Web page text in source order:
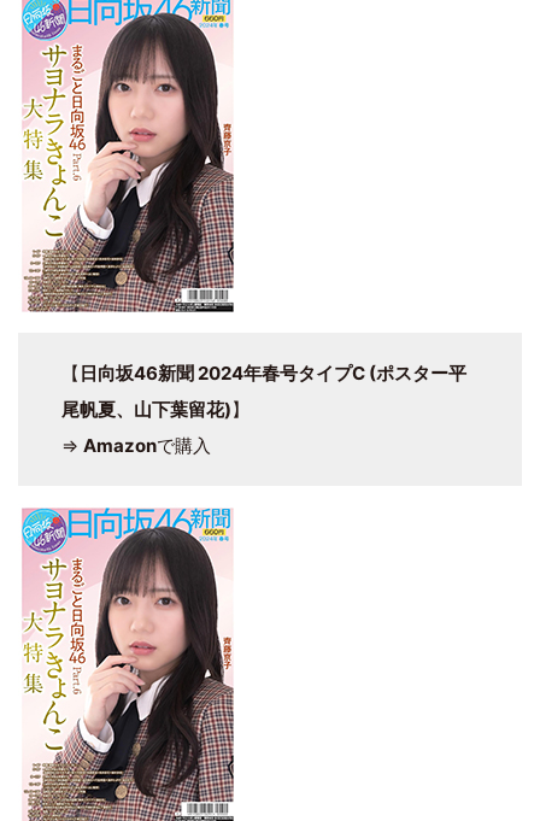
【 日向坂46新聞 2024年春号タイプC (ポスター平
尾帆夏、山下葉留花)】
⇒ Amazonで購入